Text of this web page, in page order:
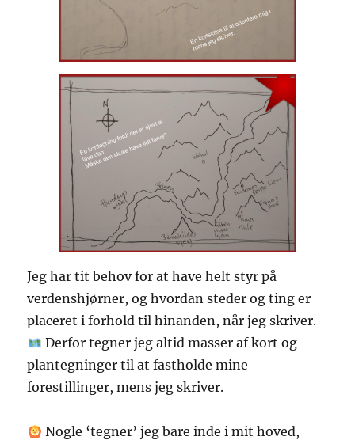
Jeg har tit behov for at have helt styr på
verdenshjørner, og hvordan steder og ting er
placeret i forhold til hinanden, når jeg skriver.
Derfor tegner jeg altid masser af kort og
plantegninger til at fastholde mine
forestillinger, mens jeg skriver.
Nogle ‘tegner’ jeg bare inde i mit hoved,